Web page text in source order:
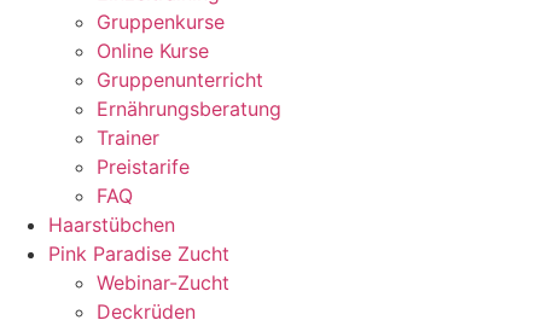
Gruppenkurse
Online Kurse
Gruppenunterricht
Ernährungsberatung
Trainer
Preistarife
FAQ
Haarstübchen
Pink Paradise Zucht
Webinar-Zucht
Deckrüden